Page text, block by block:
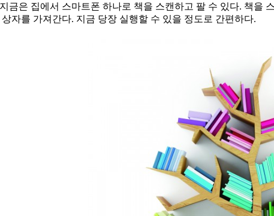
금은 집에서 스마트폰 하나로 책을 스캔하고 팔 수 있다. 책
자를 가져간다. 지금 당장 실행할 수 있을 정도로 간편하다.